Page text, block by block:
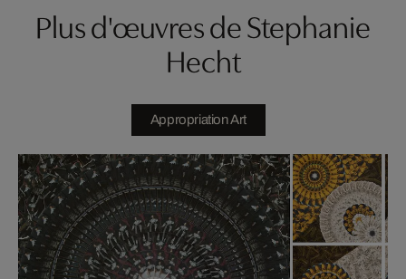
Plus d'œuvres de Stephanie
Hecht
Appropriation Art